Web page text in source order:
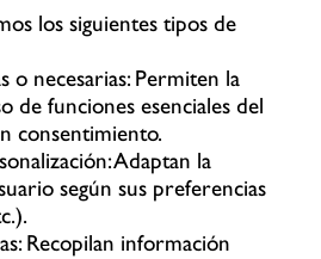
los siguientes tipos de
o necesarias: Permiten la
de funciones esenciales del
consentimiento.
Adaptan la
según sus preferencias
Recopilan información